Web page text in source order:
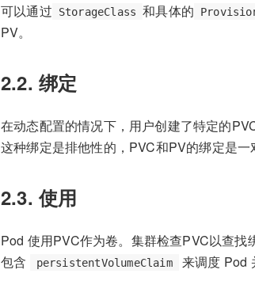
可以通过
StorageClass 和具体的
PV。
2.2. 绑定
在动态配置的情况下，用户创建了特定的
这种绑定是排他性的，PVC和PV的绑定是一
2.3. 使用
Pod 使用PVC作为卷。集群检查PVC以查
包含
persistentVolumeClaim 来调度 Pod